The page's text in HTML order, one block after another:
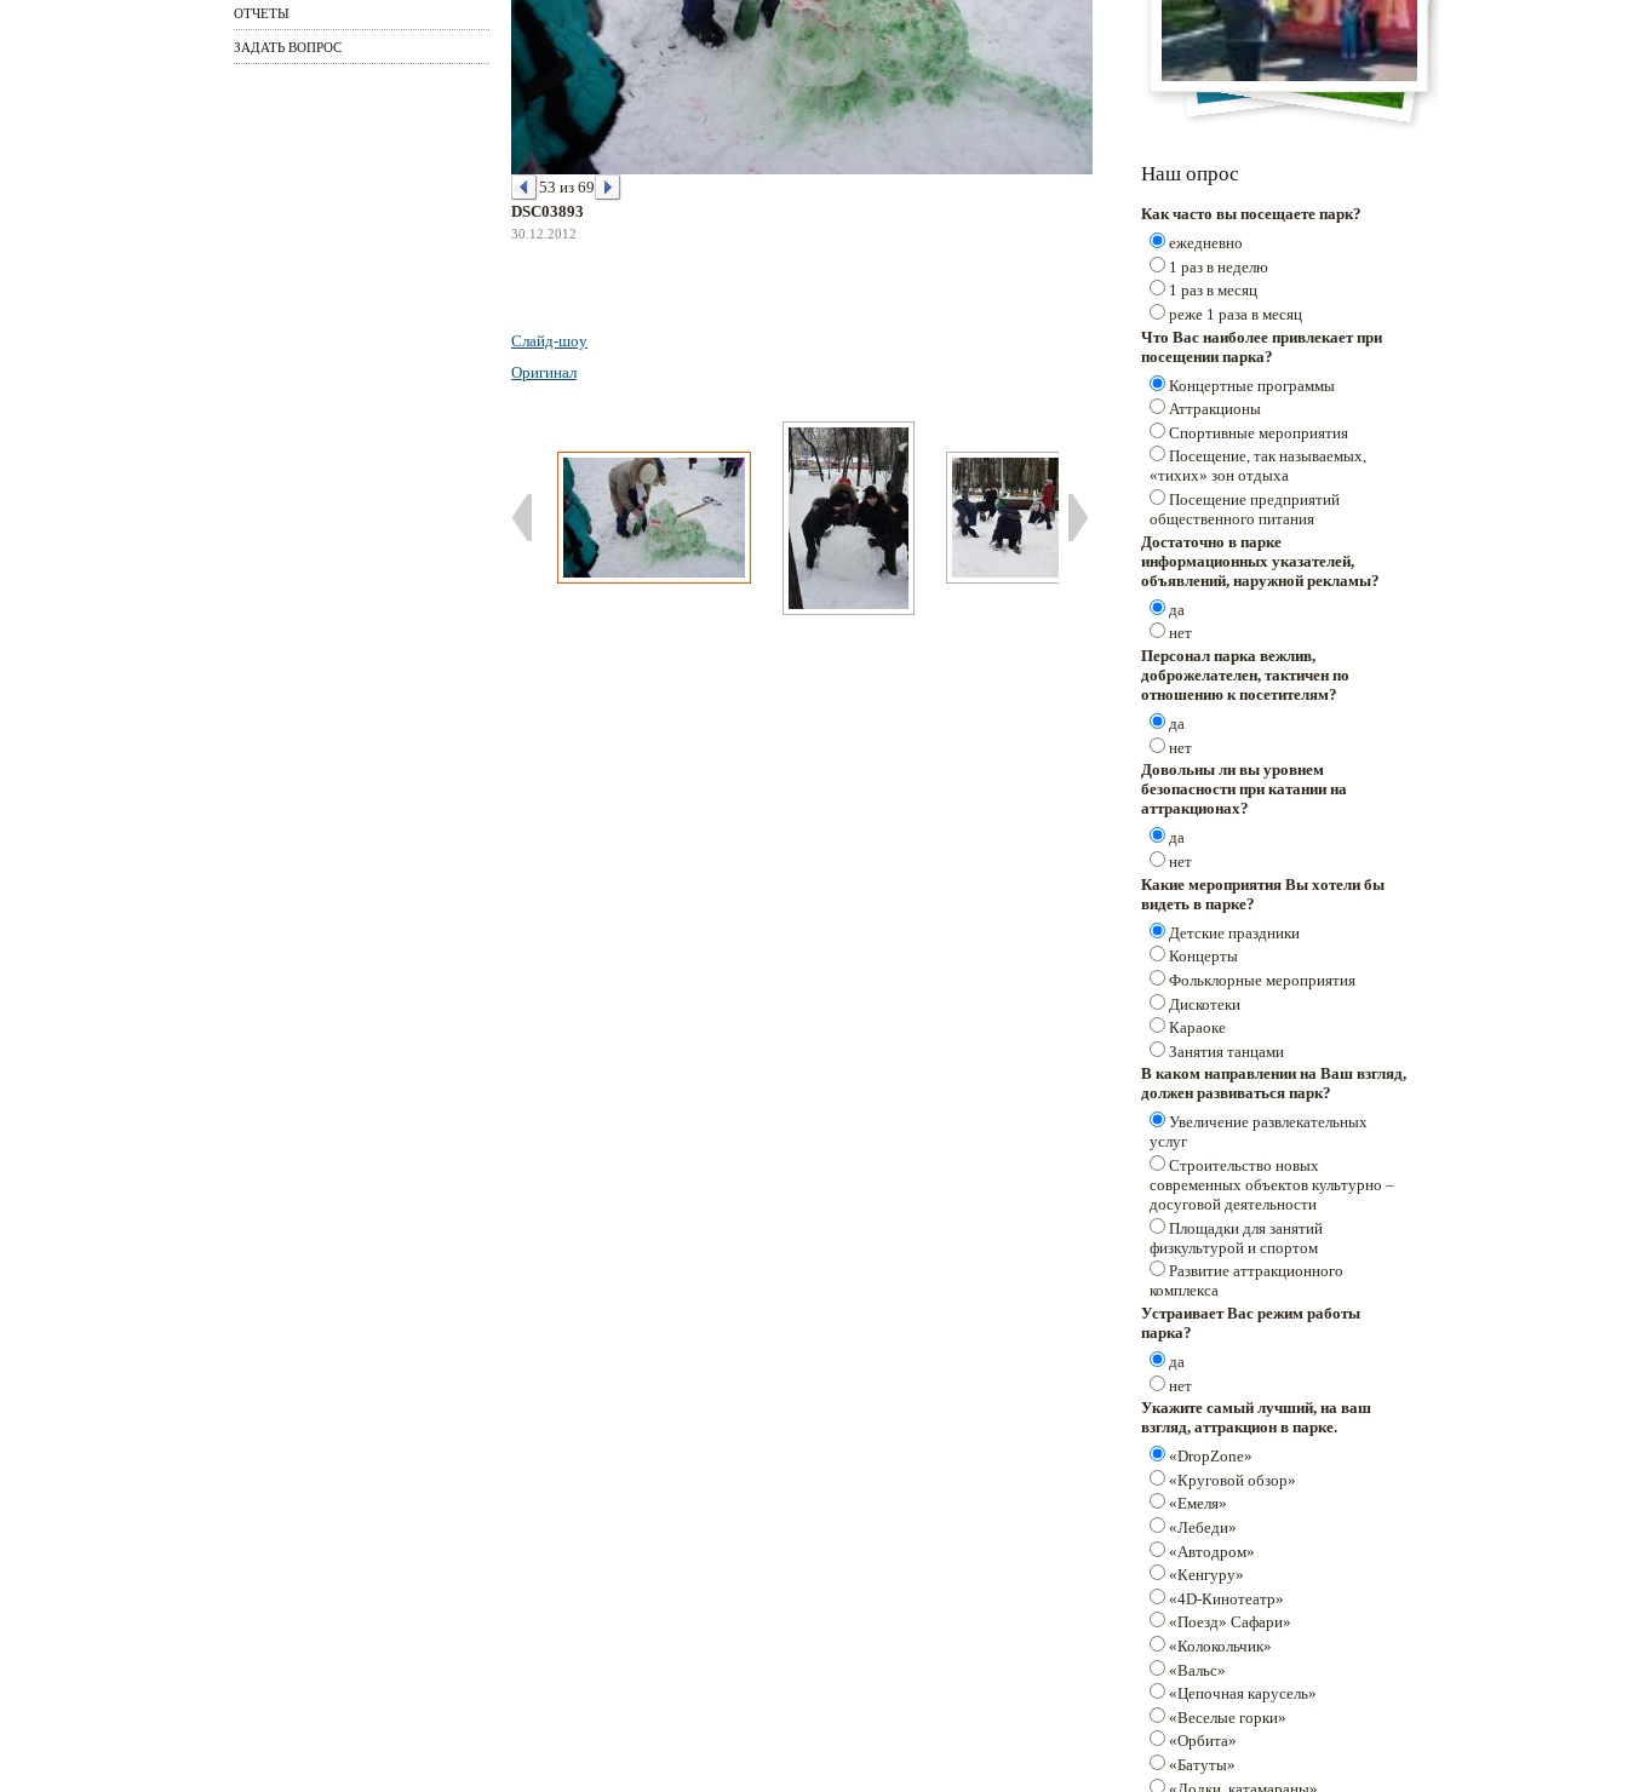
ОТЧЕТЫ
ЗАДАТЬ ВОПРОС
53 из 69
DSC03893
30.12.2012
Слайд-шоу
Оригинал
Наш опрос
Как часто вы посещаете парк?
ежедневно
1 раз в неделю
1 раз в месяц
реже 1 раза в месяц
Что Вас наиболее привлекает при
посещении парка?
Концертные программы
Аттракционы
Спортивные мероприятия
Посещение, так называемых,
«тихих» зон отдыха
Посещение предприятий
общественного питания
Достаточно в парке
информационных указателей,
объявлений, наружной рекламы?
да
нет
Персонал парка вежлив,
доброжелателен, тактичен по
отношению к посетителям?
да
нет
Довольны ли вы уровнем
безопасности при катании на
аттракционах?
да
нет
Какие мероприятия Вы хотели бы
видеть в парке?
Детские праздники
Концерты
Фольклорные мероприятия
Дискотеки
Караоке
Занятия танцами
В каком направлении на Ваш взгляд,
должен развиваться парк?
Увеличение развлекательных
услуг
Строительство новых
современных объектов культурно –
досуговой деятельности
Площадки для занятий
физкультурой и спортом
Развитие аттракционного
комплекса
Устраивает Вас режим работы
парка?
да
нет
Укажите самый лучший, на ваш
взгляд, аттракцион в парке.
«DropZone»
«Круговой обзор»
«Емеля»
«Лебеди»
«Автодром»
«Кенгуру»
«4D-Кинотеатр»
«Поезд» Сафари»
«Колокольчик»
«Вальс»
«Цепочная карусель»
«Веселые горки»
«Орбита»
«Батуты»